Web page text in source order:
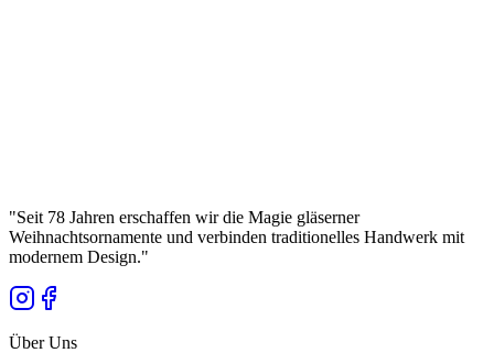
"Seit 78 Jahren erschaffen wir die Magie gläserner
Weihnachtsornamente und verbinden traditionelles Handwerk mit
modernem Design."
Über Uns